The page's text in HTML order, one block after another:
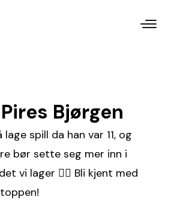
Bjørgen
spill da han var 11, og
bør sette seg mer inn i
vi lager 🕵🏼 Bli kjent med